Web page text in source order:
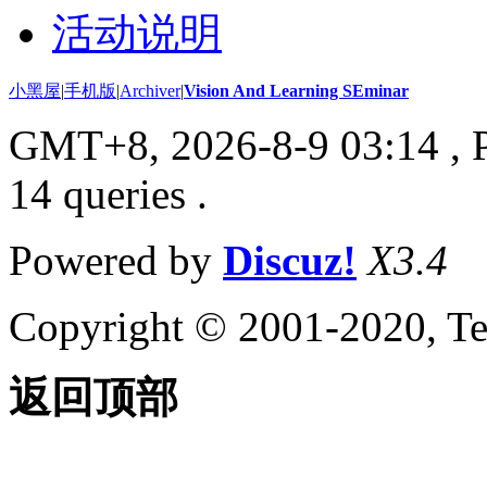
活动说明
小黑屋|手机版|Archiver|Vision And Learning SEminar
GMT+8, 2026-8-9 03:14 ,
14 queries .
Powered by Discuz! X3.4
Copyright © 2001-2020,
返回顶部